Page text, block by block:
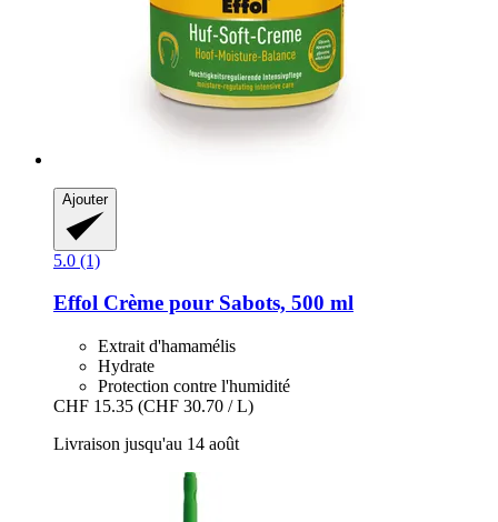
Ajouter
5.0 (1)
Effol Crème pour Sabots, 500 ml
Extrait d'hamamélis
Hydrate
Protection contre l'humidité
CHF 15.35 (CHF 30.70 / L)
Livraison jusqu'au 14 août